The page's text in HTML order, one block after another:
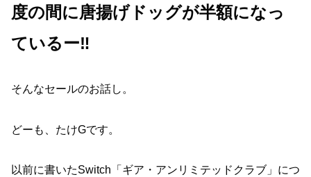
度の間に唐揚げドッグが半額になっ
ているー‼︎
そんなセールのお話し。
どーも、たけGです。
以前に書いたSwitch「ギア・アンリミテッドクラブ」につ